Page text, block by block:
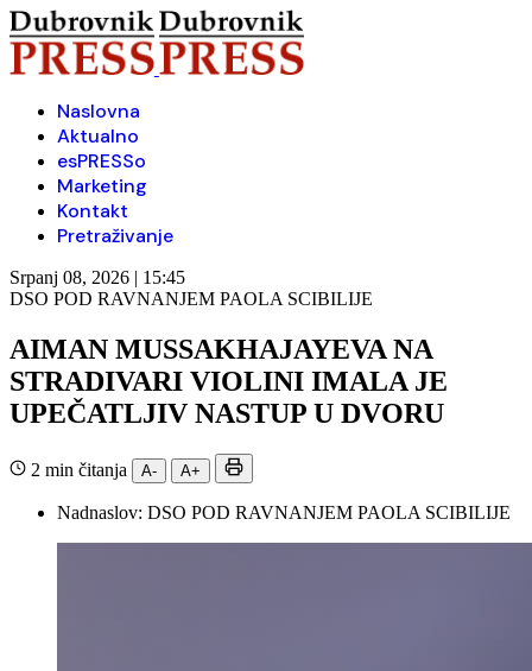
Naslovna
Aktualno
esPRESSo
Marketing
Kontakt
Pretraživanje
Srpanj 08, 2026 | 15:45
DSO POD RAVNANJEM PAOLA SCIBILIJE
AIMAN MUSSAKHAJAYEVA NA
STRADIVARI VIOLINI IMALA JE
UPEČATLJIV NASTUP U DVORU
2 min čitanja A- A+
Nadnaslov: DSO POD RAVNANJEM PAOLA SCIBILIJE